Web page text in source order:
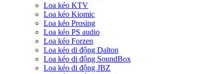
Loa kéo KTV
Loa kéo Kiomic
Loa kéo Prosing
Loa kéo PS audio
Loa kéo Forzen
Loa kéo di động Dalton
Loa kéo di động SoundBox
Loa kéo di động JBZ